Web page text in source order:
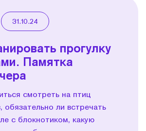
31.10.24
прогулку
Памятка
смотреть на птиц
обязательно ли встречать
с блокнотиком, какую